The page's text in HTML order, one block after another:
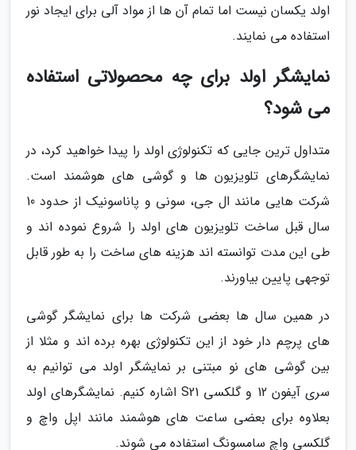
اولد یکسان نیست اما تمام آن ها از مواد آلی برای ایجاد نور
استفاده می نمایند.
نمایشگر اولد برای چه محصولاتی استفاده
می شود؟
متداول ترین جایی که تکنولوژی اولد را پیدا خواهید کرد، در
نمایشگرهای تلویزیون ها و گوشی های هوشمند است.
شرکت هایی مانند ال جی، سونی و پاناسونیک از حدود 10
سال قبل ساخت تلویزیون های اولد را شروع نموده اند و
طی این مدت توانسته اند هزینه های ساخت را به طور قابل
توجهی پایین بیاورند.
در همین سال ها بعضی شرکت ها برای نمایشگر گوشی
های پرچم دار خود از این تکنولوژی بهره برده اند و مثلا از
بین گوشی های نو مبتنی بر نمایشگر اولد می توانیم به
سری آیفون 12 و گلکسی S21 اشاره کنیم. نمایشگرهای اولد
بعلاوه برای بعضی ساعت های هوشمند مانند اپل واچ و
گلکسی واچ سامسونگ استفاده می شوند.